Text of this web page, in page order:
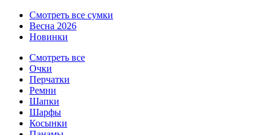
Смотреть все сумки
Весна 2026
Новинки
Смотреть все
Очки
Перчатки
Ремни
Шапки
Шарфы
Косынки